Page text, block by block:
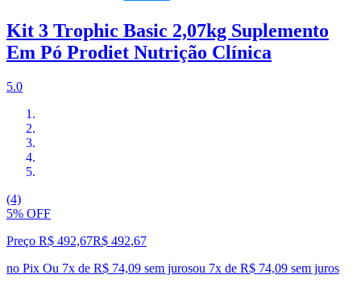
Kit 3 Trophic Basic 2,07kg Suplemento
Em Pó Prodiet Nutrição Clínica
5.0
(4)
5% OFF
Preço R$ 492,67R$ 492,67
no Pix Ou 7x de R$ 74,09 sem jurosou 7x de R$ 74,09 sem juros